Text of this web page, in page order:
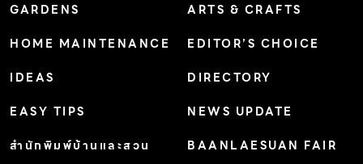
GARDENS
HOME MAINTENANCE
IDEAS
EASY TIPS
สำนักพิมพ์บ้านและสวน
ARTS & CRAFTS
EDITOR’S CHOICE
DIRECTORY
NEWS UPDATE
BAANLAESUAN FAIR